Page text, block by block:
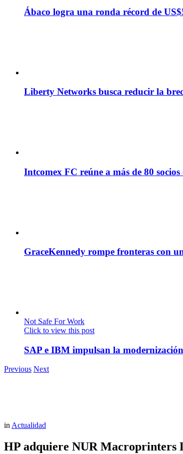
Ábaco logra una ronda récord de
Liberty Networks busca reducir la
Intcomex FC reúne a más de 80
GraceKennedy rompe fronteras con
Not Safe For Work
Click to view this post
SAP e IBM impulsan la
Previous Next
inActualidad
HP adquiere NUR Macroprinters